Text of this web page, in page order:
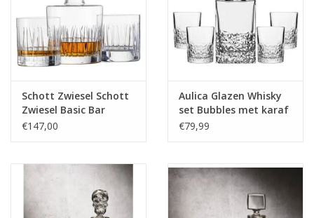
Schott Zwiesel Schott
Zwiesel Basic Bar
Motion Whisky set 1
€147,00
Aulica Glazen Whisky
set Bubbles met karaf
850 ml en 4 glazen van
€79,99